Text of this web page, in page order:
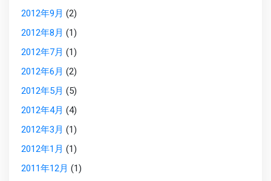
2012年9月 (2)
2012年8月 (1)
2012年7月 (1)
2012年6月 (2)
2012年5月 (5)
2012年4月 (4)
2012年3月 (1)
2012年1月 (1)
2011年12月 (1)